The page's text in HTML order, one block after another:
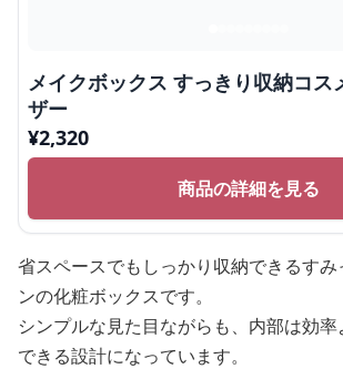
メイクボックス すっきり収納コス
ザー
¥2,320
商品の詳細を見る
省スペースでもしっかり収納できるすみ
ンの化粧ボックスです。
シンプルな見た目ながらも、内部は効
できる設計になっています。